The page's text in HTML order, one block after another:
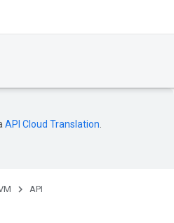
API Cloud Translation
API